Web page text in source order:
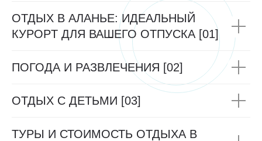
ОТДЫХ В АЛАНЬЕ: ИДЕАЛЬНЫЙ
КУРOРT ДЛЯ ВАШЕГО ОТПУСКА [01]
ПОГОДА И РАЗВЛЕЧЕНИЯ [02]
ОТДЫХ С ДЕТЬМИ [03]
ТУРЫ И СТОИМОСТЬ ОТДЫХА В